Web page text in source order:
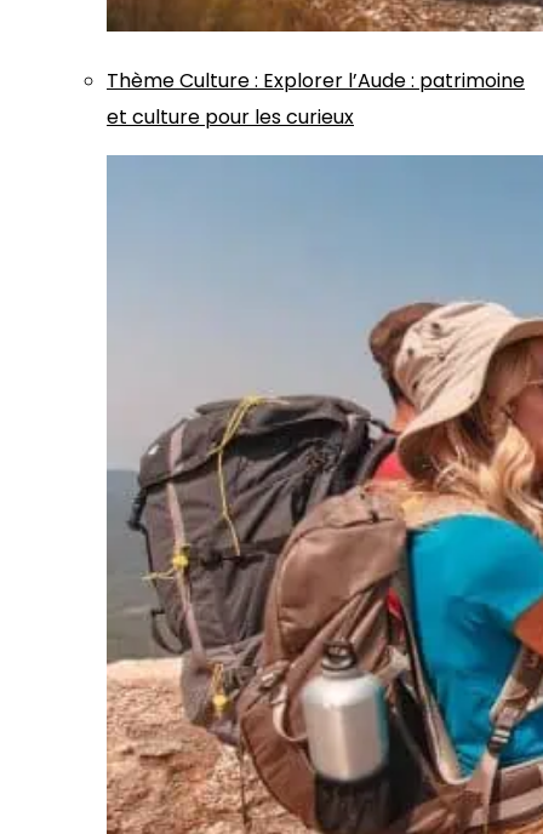
ThèmeCulture: Explorer l’Aude : patrimoine
et culture pour les curieux